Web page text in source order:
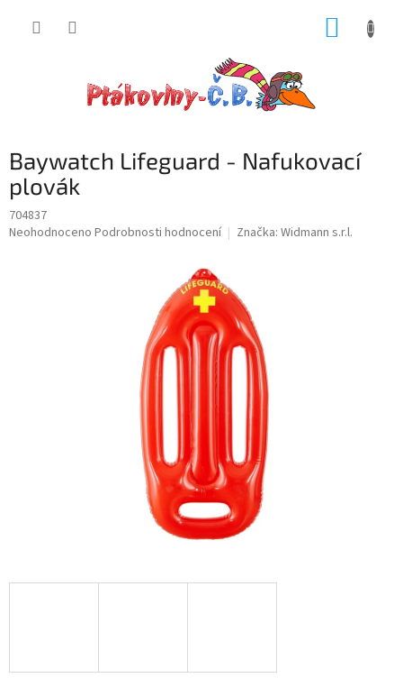
Baywatch Lifeguard - Nafukovací
plovák
704837
Průměrné
Neohodnoceno Podrobnosti hodnocení Značka: Widmann s.r.l.